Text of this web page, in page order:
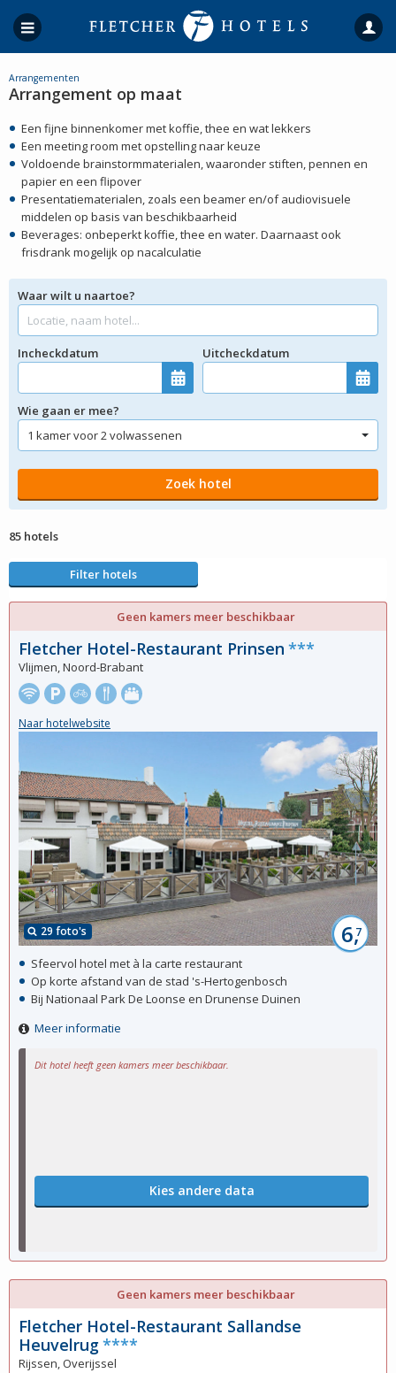
Arrangementen
Arrangement op maat
Een fijne binnenkomer met koffie, thee en wat lekkers
Een meeting room met opstelling naar keuze
Voldoende brainstormmaterialen, waaronder stiften, pennen en
papier en een flipover
Presentatiematerialen, zoals een beamer en/of audiovisuele
middelen op basis van beschikbaarheid
Beverages: onbeperkt koffie, thee en water. Daarnaast ook
frisdrank mogelijk op nacalculatie
Waar wilt u naartoe?
Incheckdatum Uitcheckdatum
Wie gaan er mee?
85 hotels
Filter hotels
Geen kamers meer beschikbaar
Dit hotel heeft geen kamers meer beschikbaar.
Kies andere data
29 foto's 6,7
Fletcher Hotel-Restaurant Prinsen ***
Vlijmen, Noord-Brabant
Naar hotelwebsite
Sfeervol hotel met à la carte restaurant
Op korte afstand van de stad 's-Hertogenbosch
Bij Nationaal Park De Loonse en Drunense Duinen
Meer informatie
Geen kamers meer beschikbaar
Fletcher Hotel-Restaurant Sallandse
Heuvelrug****
Rijssen, Overijssel